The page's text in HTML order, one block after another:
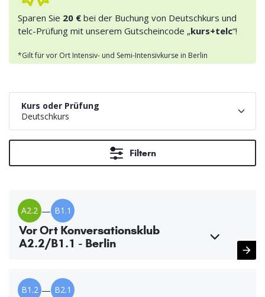
Sparen Sie 20 € bei der Buchung von Deutschkurs und
telc-Prüfung mit unserem Gutscheincode „kurs+telc“!
*Gilt für vor Ort Intensiv- und Semi-Intensivkurse in Berlin
Kurs oder Prüfung
Deutschkurs
Filtern
A2.2 — B1.1
Vor Ort Konversationsklub
A2.2/B1.1 - Berlin
B1.2 — B2.1